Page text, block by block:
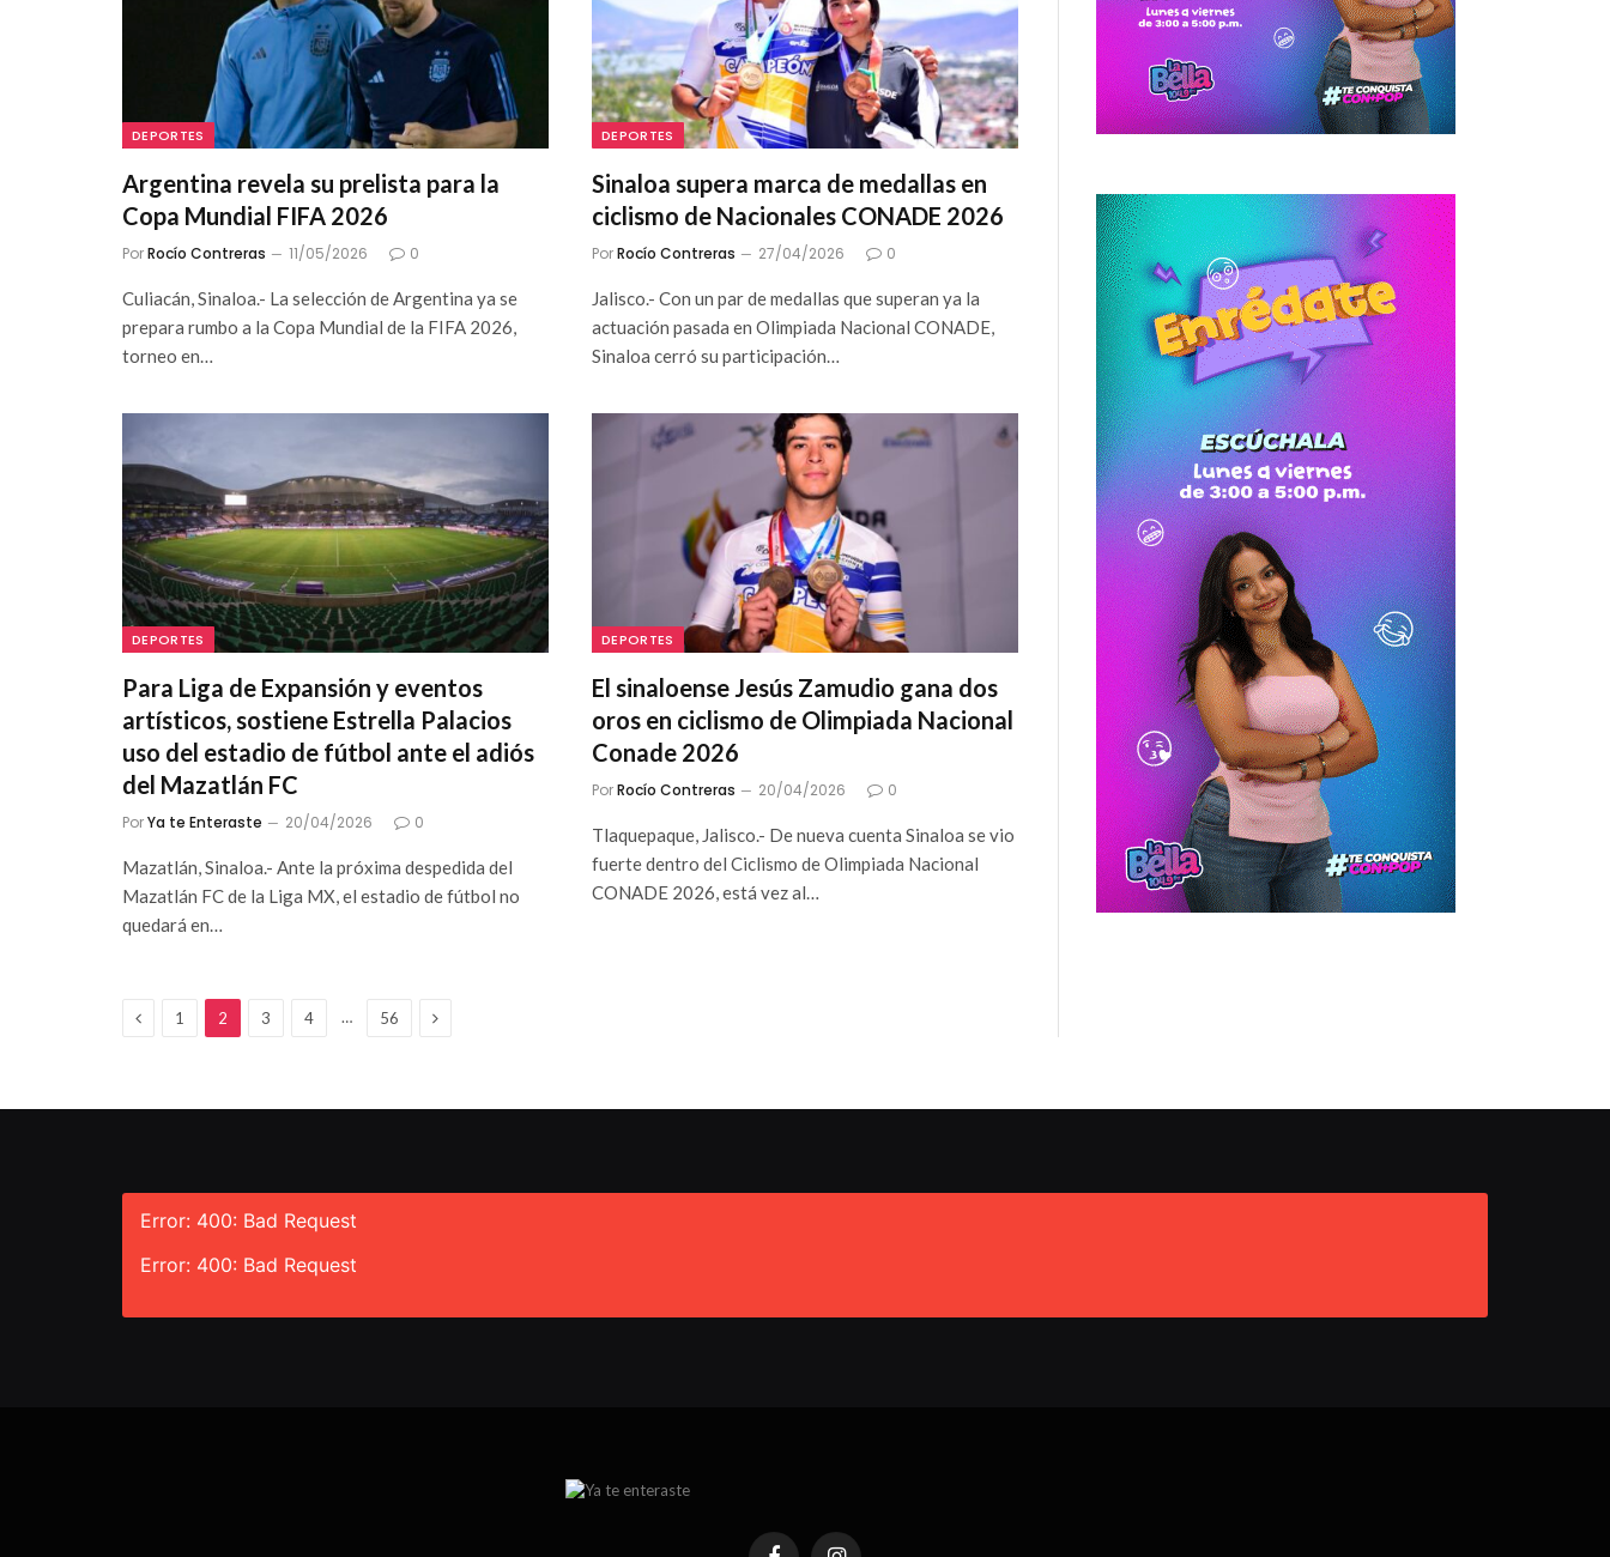
DEPORTES
Argentina revela su prelista para la
Copa Mundial FIFA 2026
PorRocío Contreras 11/05/2026 0
Culiacán, Sinaloa.- La selección de Argentina ya se
prepara rumbo a la Copa Mundial de la FIFA 2026,
torneo en…
DEPORTES
Sinaloa supera marca de medallas en
ciclismo de Nacionales CONADE 2026
PorRocío Contreras 27/04/2026 0
Jalisco.- Con un par de medallas que superan ya la
actuación pasada en Olimpiada Nacional CONADE,
Sinaloa cerró su participación…
DEPORTES
Para Liga de Expansión y eventos
artísticos, sostiene Estrella Palacios
uso del estadio de fútbol ante el adiós
del Mazatlán FC
PorYa te Enteraste 20/04/2026 0
Mazatlán, Sinaloa.- Ante la próxima despedida del
Mazatlán FC de la Liga MX, el estadio de fútbol no
quedará en…
DEPORTES
El sinaloense Jesús Zamudio gana dos
oros en ciclismo de Olimpiada Nacional
Conade 2026
PorRocío Contreras 20/04/2026 0
Tlaquepaque, Jalisco.- De nueva cuenta Sinaloa se vio
fuerte dentro del Ciclismo de Olimpiada Nacional
CONADE 2026, está vez al…
Anterior
1 2 3 4 … 56 Siguiente
Error: 400: Bad Request
Error: 400: Bad Request